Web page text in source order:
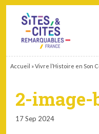
Accueil »Vivre l’Histoire en Son
2-image-
17 Sep 2024